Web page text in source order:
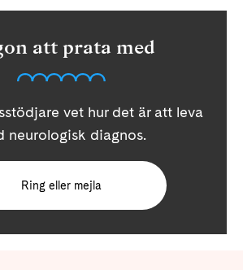
att prata med
vet hur det är att leva
neurologisk diagnos.
Ring eller mejla